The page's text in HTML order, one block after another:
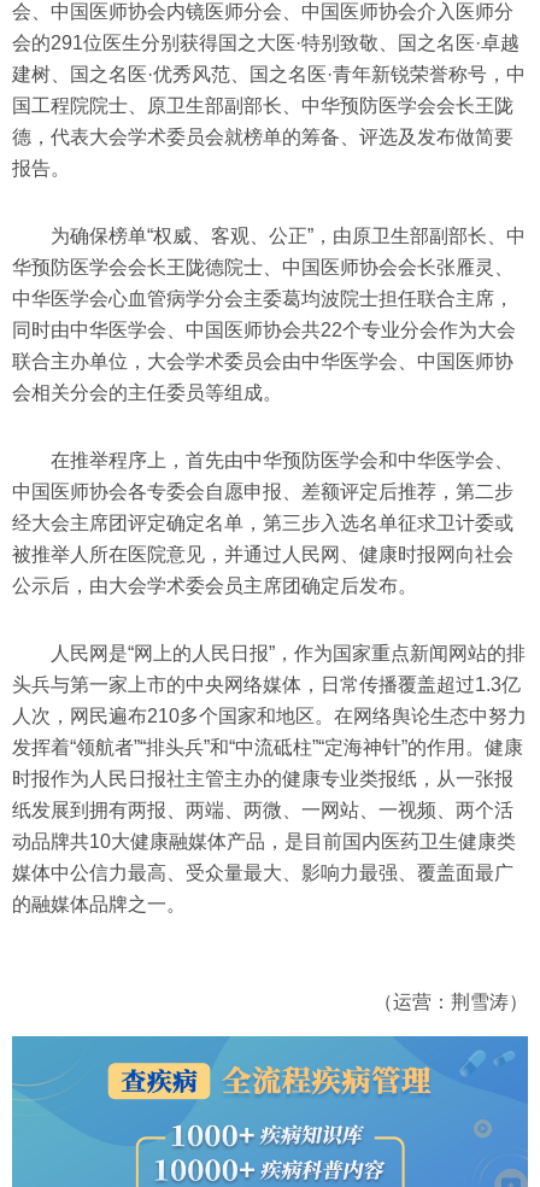
会、中国医师协会内镜医师分会、中国医师协会介入医师分
会的291位医生分别获得国之大医·特别致敬、国之名医·卓越
建树、国之名医·优秀风范、国之名医·青年新锐荣誉称号， 中
国工程院院士、原卫生部副部长、中华预防医学会会长王陇
德，代表大会学术委员会就榜单的筹备、评选及发布做简要
报告。
为确保榜单“权威、客观、公正”，由原卫生部副部长、中
华预防医学会会长王陇德院士、中国医师协会会长张雁灵、
中华医学会心血管病学分会主委葛均波院士担任联合主席，
同时由中华医学会、中国医师协会共22个专业分会作为大会
联合主办单位，大会学术委员会由中华医学会、中国医师协
会相关分会的主任委员等组成。
在推举程序上，首先由中华预防医学会和中华医学会、
中国医师协会各专委会自愿申报、差额评定后推荐，第二步
经大会主席团评定确定名单，第三步入选名单征求卫计委或
被推举人所在医院意见，并通过人民网、健康时报网向社会
公示后，由大会学术委会员主席团确定后发布。
人民网是“网上的人民日报”，作为国家重点新闻网站的排
头兵与第一家上市的中央网络媒体，日常传播覆盖超过1.3亿
人次，网民遍布210多个国家和地区。在网络舆论生态中努力
发挥着“领航者”“排头兵”和“中流砥柱”“定海神针”的作用。健康
时报作为人民日报社主管主办的健康专业类报纸，从一张报
纸发展到拥有两报、两端、两微、一网站、一视频、两个活
动品牌共10大健康融媒体产品，是目前国内医药卫生健康类
媒体中公信力最高、受众量最大、影响力最强、覆盖面最广
的融媒体品牌之一。
（运营：荆雪涛）